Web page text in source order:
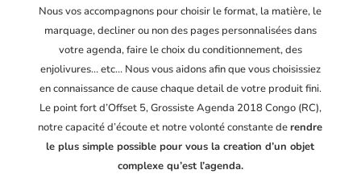
Nous vos accompagnons pour choisir le format, la matière, le
marquage, decliner ou non des pages personnalisées dans
votre agenda, faire le choix du conditionnement, des
enjolivures… etc… Nous vous aidons afin que vous choisissiez
en connaissance de cause chaque detail de votre produit fini.
Le point fort d’Offset 5, Grossiste Agenda 2018 Congo (RC),
notre capacité d’écoute et notre volonté constante derendre
le plus simple possible pour vous la creation d’un objet
complexe qu’est l’agenda.